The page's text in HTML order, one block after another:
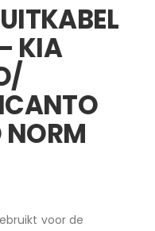
KIA
NORM
voor de